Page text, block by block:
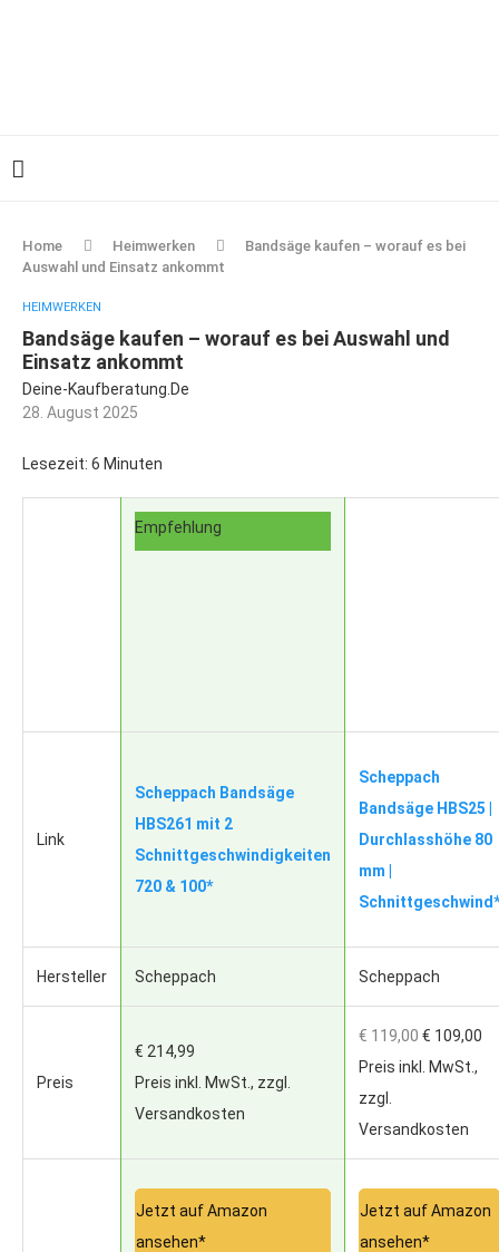
Home Heimwerken
Bandsäge kaufen – worauf es bei
Auswahl und Einsatz ankommt
HEIMWERKEN
Bandsäge kaufen – worauf es bei Auswahl und
Einsatz ankommt
Deine-Kaufberatung.de
28. August 2025
Lesezeit: 6 Minuten
Empfehlung
Link
Scheppach Bandsäge
HBS261 mit 2
Schnittgeschwindigkeiten
720 & 100*
Scheppach
Bandsäge HBS25 |
Durchlasshöhe 80
mm |
Schnittgeschwind*
Hersteller Scheppach Scheppach
Preis
€ 214,99
Preis inkl. MwSt., zzgl.
Versandkosten
€ 119,00 € 109,00
Preis inkl. MwSt.,
zzgl.
Versandkosten
Jetzt auf Amazon
ansehen*
Jetzt auf Amazon
ansehen*